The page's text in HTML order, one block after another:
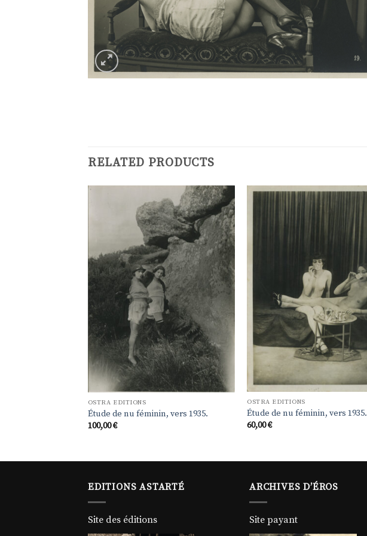
RELATED PRODUCTS
Ajouter
à la
liste de
souhaits
OSTRA EDITIONS
Étude de nu féminin, vers 1935.
100,00€
OSTRA EDITIONS
Étude de nu féminin, vers 1935.
60,00€
EDITIONS ASTARTÉ
Site des éditions
ARCHIVES D’ÉROS
Site payant